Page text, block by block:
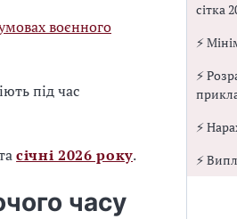
воєнного
під час
січні 2026 року.
часу
сітка
⚡
⚡
⚡
⚡